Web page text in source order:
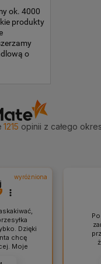
ok. 4000
produkty
o
1215 opinii z całego
wyróżniona
Dzięki
chcę
Moje